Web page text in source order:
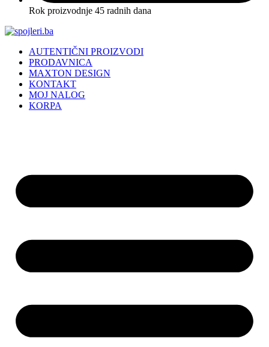
Rok proizvodnje 45 radnih dana
AUTENTIČNI PROIZVODI
PRODAVNICA
MAXTON DESIGN
KONTAKT
MOJ NALOG
KORPA